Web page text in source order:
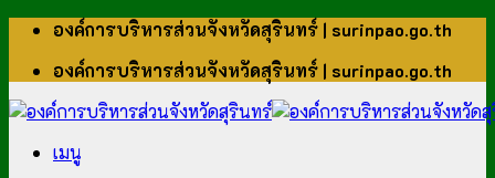
ข้าม
เนื้อหา
องค์การบริหารส่วนจังหวัดสุรินทร์ | surinpao.go.th
องค์การบริหารส่วนจังหวัดสุรินทร์ | surinpao.go.th
เมนู